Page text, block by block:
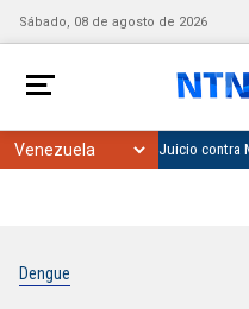
Sábado, 08 de agosto de 2026
Juicio contra
Dengue